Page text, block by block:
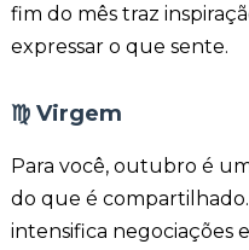
fim do mês traz
expressar o que sente.
♍ Virgem
Para você, outubro é
do que é
intensifica negociações